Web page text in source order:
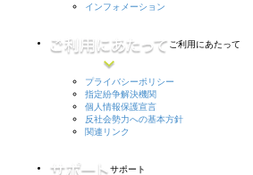
インフォメーション
ご利用にあたって
プライバシーポリシー
指定紛争解決機関
個人情報保護宣言
反社会勢力への基本方針
関連リンク
サポート